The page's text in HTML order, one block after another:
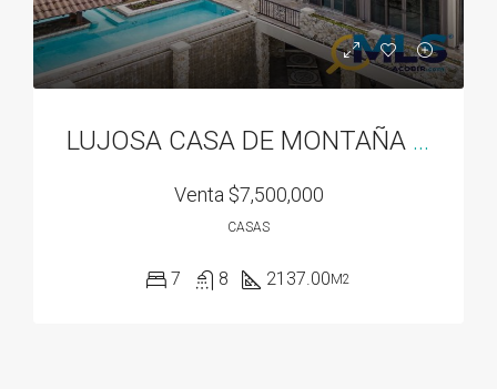
LUJOSA CASA DE MONTAÑA EN VALLE ESCONDIDO EN BOQUETE, PANAMA
Venta $7,500,000
CASAS
7 8 2137.00M2